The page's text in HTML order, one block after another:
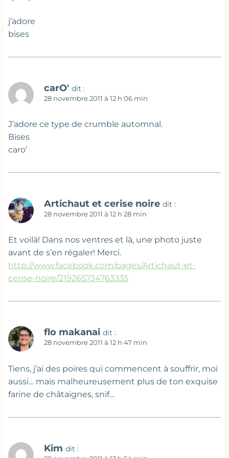
j’adore
bises
carO' dit :
28 novembre 2011 à 12 h 06 min
J’adore ce type de crumble automnal.
Bises
caro’
Artichaut et cerise noire dit :
28 novembre 2011 à 12 h 28 min
Et voilà! Dans nos ventres et là, une photo juste
avant de s’en régaler! Merci.
http://www.facebook.com/pages/Artichaut-et-
cerise-noire/219265734763335
flo makanai dit :
28 novembre 2011 à 12 h 47 min
Tiens, j’ai des poires qui commencent à souffrir, moi
aussi… mais malheureusement plus de ton exquise
farine de châtaignes, snif…
Kim dit :